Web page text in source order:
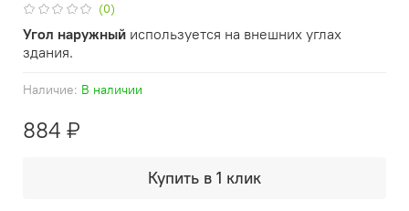
(0)
Наличие: В наличии
884 ₽
Купить в 1 клик
Угол наружный используется на внешних углах
здания.